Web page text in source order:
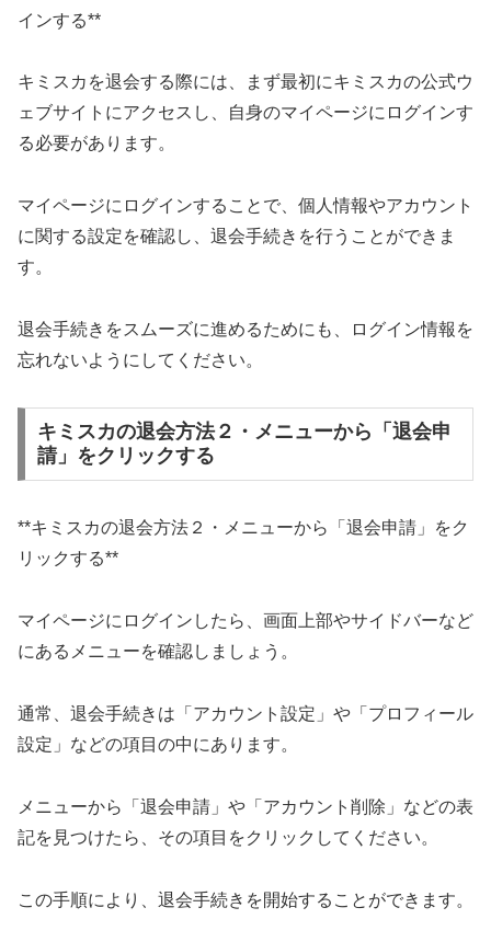
インする**
キミスカを退会する際には、まず最初にキミスカの公式ウ
ェブサイトにアクセスし、自身のマイページにログインす
る必要があります。
マイページにログインすることで、個人情報やアカウント
に関する設定を確認し、退会手続きを行うことができま
す。
退会手続きをスムーズに進めるためにも、ログイン情報を
忘れないようにしてください。
キミスカの退会方法２・メニューから「退会申
請」をクリックする
**キミスカの退会方法２・メニューから「退会申請」をク
リックする**
マイページにログインしたら、画面上部やサイドバーなど
にあるメニューを確認しましょう。
通常、退会手続きは「アカウント設定」や「プロフィール
設定」などの項目の中にあります。
メニューから「退会申請」や「アカウント削除」などの表
記を見つけたら、その項目をクリックしてください。
この手順により、退会手続きを開始することができます。